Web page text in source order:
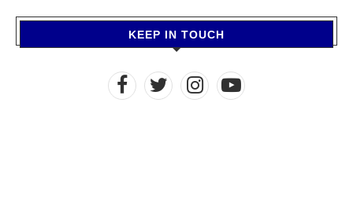
KEEP IN TOUCH